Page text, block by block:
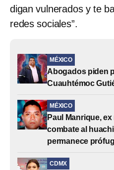
digan vulnerados y te
redes sociales”.
MÉXICO
Abogados piden
Cuauhtémoc
MÉXICO
Paul Manrique,
combate al
permanece
CDMX